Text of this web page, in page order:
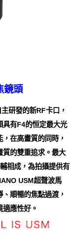
鏡頭
研發的新RF卡口，
具有F4的恒定最大光
在高畫質的同時，
質的雙重追求。最大
相成，為拍攝提供有
USM超聲波馬
順暢的焦點過渡，
應性好。